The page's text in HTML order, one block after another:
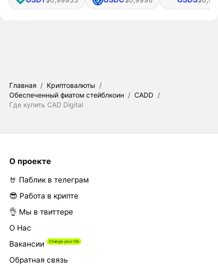
Главная / Криптовалюты /
Обеспеченный фиатом стейблкоин / CADD /
Где купить CAD Digital
О проекте
🤘 Паблик в телеграм
😎 Работа в крипте
👌 Мы в твиттере
О Нас
Вакансии
Обратная связь